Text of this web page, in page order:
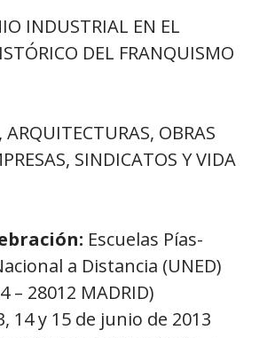
INDUSTRIAL EN EL
DEL FRANQUISMO
ARQUITECTURAS, OBRAS
SINDICATOS Y VIDA
Escuelas Pías-
a Distancia (UNED)
– 28012 MADRID)
14 y 15 de junio de 2013